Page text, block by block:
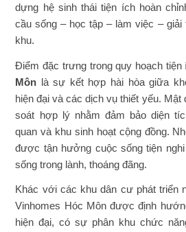
dựng hệ sinh thái tiện ích hoàn
cầu sống – học tập – làm việc –
khu.
Điểm đặc trưng trong quy hoạch tiện
Môn là sự kết hợp hài hòa giữa
hiện đại và các dịch vụ thiết yếu.
soát hợp lý nhằm đảm bảo diện
quan và khu sinh hoạt cộng đồng.
được tận hưởng cuộc sống tiện
sống trong lành, thoáng đãng.
Khác với các khu dân cư phát triển
Vinhomes Hóc Môn được định
hiện đại, có sự phân khu chức